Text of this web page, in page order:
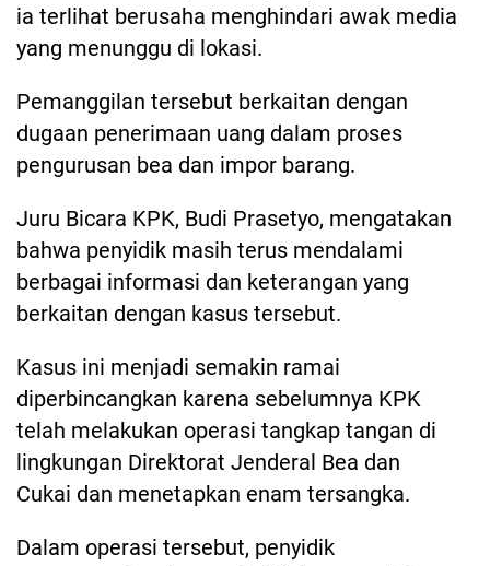
ia terlihat berusaha menghindari awak media
yang menunggu di lokasi.
Pemanggilan tersebut berkaitan dengan
dugaan penerimaan uang dalam proses
pengurusan bea dan impor barang.
Juru Bicara KPK, Budi Prasetyo, mengatakan
bahwa penyidik masih terus mendalami
berbagai informasi dan keterangan yang
berkaitan dengan kasus tersebut.
Kasus ini menjadi semakin ramai
diperbincangkan karena sebelumnya KPK
telah melakukan operasi tangkap tangan di
lingkungan Direktorat Jenderal Bea dan
Cukai dan menetapkan enam tersangka.
Dalam operasi tersebut, penyidik